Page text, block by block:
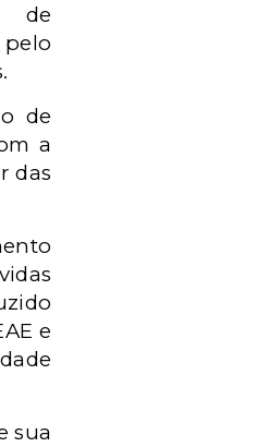
de
de
a
das
e
sua